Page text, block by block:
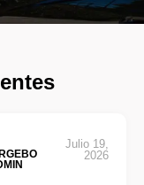
Julio 19,
2026